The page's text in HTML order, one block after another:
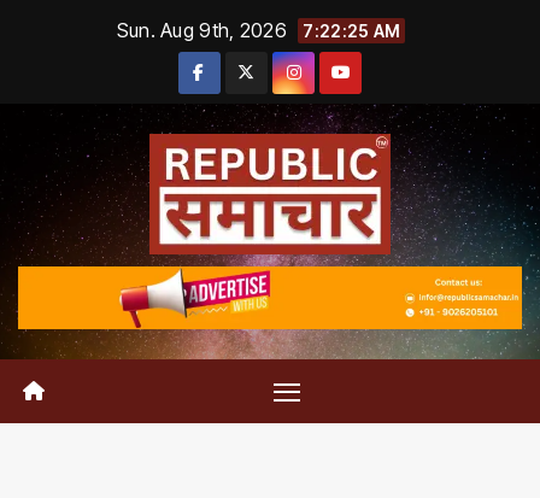
Sun. Aug 9th, 2026 7:22:26 AM